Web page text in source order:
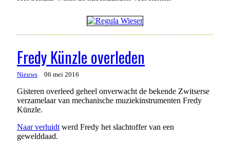
Fredy Künzle overleden
Nieuws 06 mei 2016
Gisteren overleed geheel onverwacht de bekende Zwitserse
verzamelaar van mechanische muziekinstrumenten Fredy
Künzle.
Naar verluidt werd Fredy het slachtoffer van een
gewelddaad.